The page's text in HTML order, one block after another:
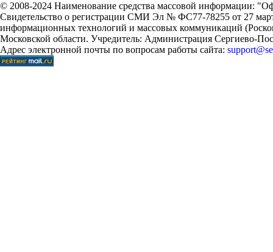
© 2008-2024 Наименование средства массовой информации:
Свидетельство о регистрации СМИ Эл № ФС77-78255 от 27
информационных технологий и массовых коммуникаций
Московской области. Учредитель: Администрация Сергиево-
Адрес электронной почты по вопросам работы сайта: